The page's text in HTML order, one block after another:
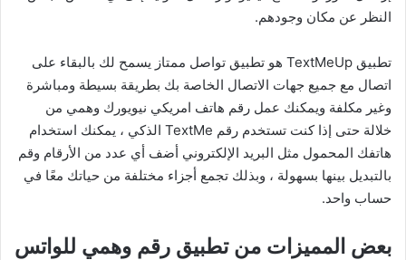
النظر عن مكان وجودهم.
تطبيق TextMeUp هو تطبيق تواصل ممتاز يسمح لك بالبقاء على
اتصال مع جميع جهات الاتصال الخاصة بك بطريقة بسيطة ومباشرة
وغير مكلفة ويمكنك عمل رقم هاتف امريكي نيويورك وهمي من
خلالة حتى إذا كنت تستخدم رقم TextMe الذكي ، يمكنك استخدام
هاتفك المحمول مثل البريد الإلكتروني أضف أي عدد من الأرقام وقم
بالتبديل بينها بسهولة ، وبذلك تجمع أجزاء مختلفة من حياتك معًا في
حساب واحد.
بعض المميزات من تطبيق رقم وهمي للواتس